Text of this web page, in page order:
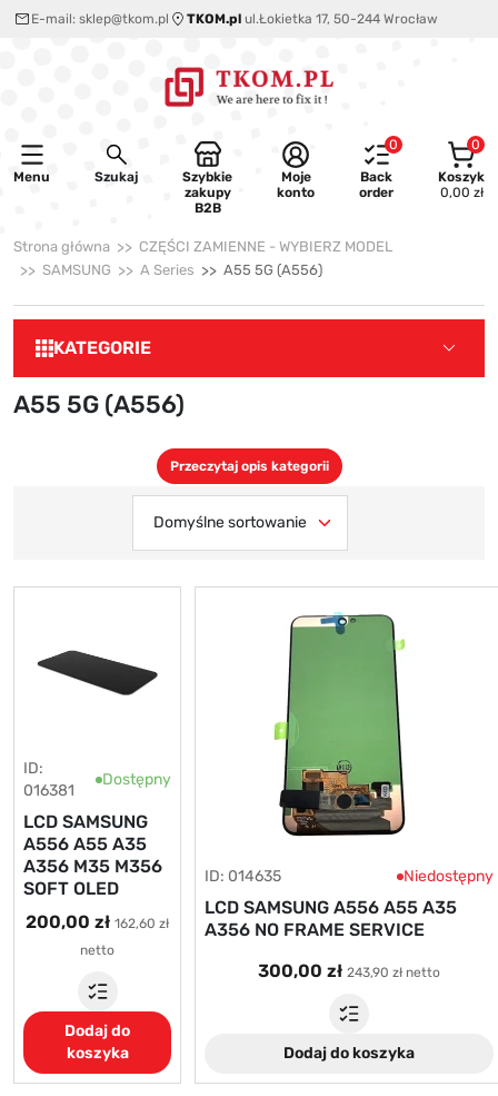
E-mail: sklep@tkom.pl TKOM.pl ul.Łokietka 17, 50-244 Wrocław
Menu Szukaj
Szybkie
zakupy
B2B
Moje
konto
0
Back
order
0
Koszyk
0,00 zł
Strona główna
CZĘŚCI ZAMIENNE - WYBIERZ MODEL
SAMSUNG
A Series A55 5G (A556)
KATEGORIE
A55 5G (A556)
Przeczytaj opis kategorii
ID:
016381
Dostępny
LCD SAMSUNG
A556 A55 A35
A356 M35 M356
SOFT OLED
200,00 zł 162,60 zł
netto
Dodaj do
koszyka
ID: 014635 Niedostępny
LCD SAMSUNG A556 A55 A35
A356 NO FRAME SERVICE
300,00 zł 243,90 zł netto
Dodaj do koszyka